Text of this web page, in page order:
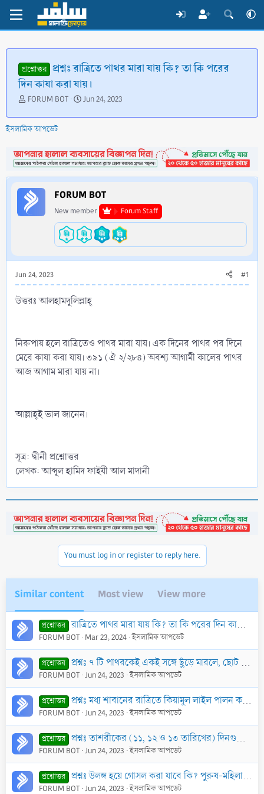
প্রশ্নোত্তর প্রশ্নঃ রাত্রিতে পাথর মারা যায় কি? তা কি পরের
দিন কাযা করা যায়।
T
r
e
d
s
t
a
r
t
FORUM BOT
S
a
d
a
t
e
Jun 24, 2023
ইসলামিক আপডেট
FORUM BOT
New member Forum Staff
Jun 24, 2023 #1
উত্তরঃ আলহামদুলিল্লাহ্‌
নিরুপায় হলে রাত্রিতেও পাথর মারা যায়। এক দিনের পাথর পর দিনে
মেরে কাযা করা যায়। ৩৯১ (ঐ ২/২৮৪) অবশ্য আগামী কালের পাথর
আজ আগাম মারা যায় না।
আল্লাহ্‌ই ভাল জানেন।
সূত্র: দ্বীনী প্রশ্নোত্তর
লেখক: আব্দুল হামিদ ফাইযী আল মাদানী
You must log in or register to reply here.
Similar content Most view View more
প্রশ্নোত্তর রাত্রিতে পাথর মারা যায় কি? তা কি পরের দিন কাযা করা যায়।
FORUM BOT Mar 23, 2024 ইসলামিক আপডেট
প্রশ্নোত্তর প্রশ্নঃ ৭ টি পাথরকেই একই সঙ্গে ছুঁড়ে মারলে, ছোট জামরাহ থেকে শুরু না করে বিপরীত দিকে বড় জামরাহ থেকে শুরু করে পাথর মেরে থাকলে শুদ্ধ হবে কি?
FORUM BOT Jun 24, 2023 ইসলামিক আপডেট
প্রশ্নোত্তর প্রশ্নঃ মধ্য শাবানের রাত্রিতে কিয়ামুল লাইল পালন করা এবং দিনে রোযা রাখা’র বিষয়ে হাদিসের আলোকে উত্তর জানতে চাচ্ছি। হাদিস যয়ীফ (দুর্বল) জানার পরেও আমলের
FORUM BOT Jun 24, 2023 ইসলামিক আপডেট
প্রশ্নোত্তর প্রশ্নঃ তাশরীকের (১১, ১২ ও ১৩ তারিখের) দিনগুলিতে সকালে পাথর মারলে শুদ্ধ হবে কি?
FORUM BOT Jun 24, 2023 ইসলামিক আপডেট
প্রশ্নোত্তর প্রশ্নঃ উলঙ্গ হয়ে গোসল করা যাবে কি? পুরুষ-মহিলা উলঙ্গ গোসলের ক্ষেত্রে ইসলাম কি বলে?
FORUM BOT Jun 24, 2023 ইসলামিক আপডেট